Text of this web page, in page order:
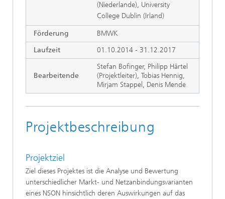
(Niederlande), University
College Dublin (Irland)
Förderung
BMWK
Laufzeit
01.10.2014 - 31.12.2017
Bearbeitende
Stefan Bofinger, Philipp Härtel
(Projektleiter), Tobias Hennig,
Mirjam Stappel, Denis Mende
Projektbeschreibung
Projektziel
Ziel dieses Projektes ist die Analyse und Bewertung
unterschiedlicher Markt- und Netzanbindungsvarianten
eines NSON hinsichtlich deren Auswirkungen auf das